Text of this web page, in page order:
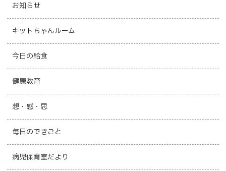
お知らせ
キットちゃんルーム
今日の給食
健康教育
想・感・思
毎日のできごと
病児保育室だより